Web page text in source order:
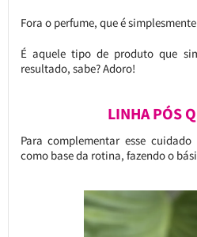
Fora o perfume, que é
É aquele tipo de produto que
resultado, sabe? Adoro!
LINHA PÓS
Para complementar esse
como base da rotina, fazendo o